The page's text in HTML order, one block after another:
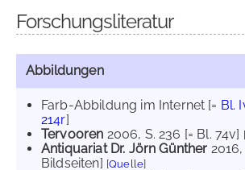
Forschungsliteratur
Abbildungen
Farb-Abbildung im Internet [= Bl.
214r]
Tervooren 2006, S. 236 [= Bl. 74v]
Antiquariat Dr. Jörn Günther 2016
Bildseiten] [Quelle]